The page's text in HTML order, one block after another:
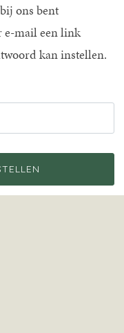
ons bent
e-mail een link
kan instellen.